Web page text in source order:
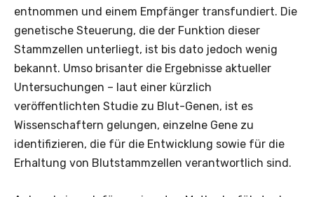
entnommen und einem Empfänger transfundiert. Die
genetische Steuerung, die der Funktion dieser
Stammzellen unterliegt, ist bis dato jedoch wenig
bekannt. Umso brisanter die Ergebnisse aktueller
Untersuchungen – laut einer kürzlich
veröffentlichten Studie zu Blut-Genen, ist es
Wissenschaftern gelungen, einzelne Gene zu
identifizieren, die für die Entwicklung sowie für die
Erhaltung von Blutstammzellen verantwortlich sind.